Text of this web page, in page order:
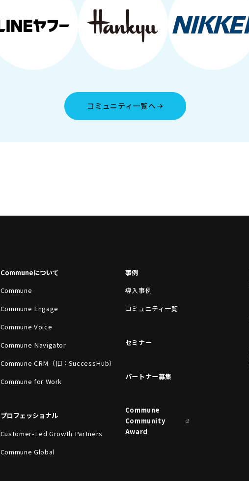
コミュニティ一覧へ
Communeについて
Commune
Commune Engage
Commune Voice
Commune Navigator
Commune CRM（旧：SuccessHub）
Commune for Work
プロフェッショナル
Customer-Led Growth Partners
Commune Global
事例
導入事例
コミュニティ一覧
セミナー
パートナー募集
Commune
Community
Award